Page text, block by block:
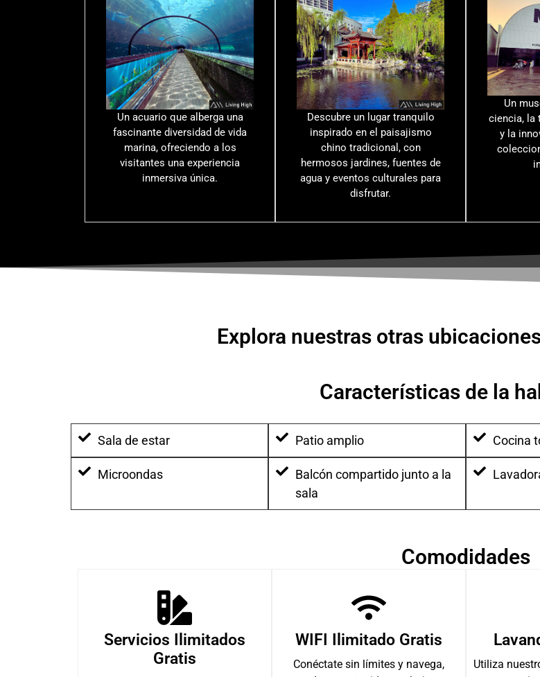
Un acuario que alberga una
fascinante diversidad de vida
marina, ofreciendo a los
visitantes una experiencia
inmersiva única.
Descubre un lugar tranquilo
inspirado en el paisajismo
chino tradicional, con
hermosos jardines, fuentes de
agua y eventos culturales para
disfrutar.
Un
ciencia, la
y la
Explora nuestras otras
Características de la
Sala de estar Patio amplio Cocina
Microondas
Balcón compartido junto a la
sala
Comodidades
Servicios Ilimitados
Gratis
WIFI Ilimitado Gratis
Conéctate sin límites y navega,
Utiliza